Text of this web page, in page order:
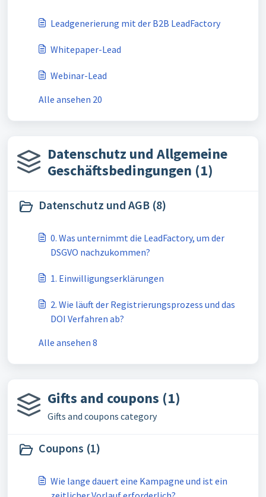
Leadgenerierung mit der B2B LeadFactory
Whitepaper-Lead
Webinar-Lead
Alle ansehen 20
Datenschutz und Allgemeine
Geschäftsbedingungen (1)
Datenschutz und AGB (8)
0. Was unternimmt die LeadFactory, um der
DSGVO nachzukommen?
1. Einwilligungserklärungen
2. Wie läuft der Registrierungsprozess und das
DOI Verfahren ab?
Alle ansehen 8
Gifts and coupons (1)
Gifts and coupons category
Coupons (1)
Wie lange dauert eine Kampagne und ist ein